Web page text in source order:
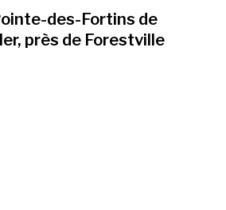
des-Fortins de
près de Forestville